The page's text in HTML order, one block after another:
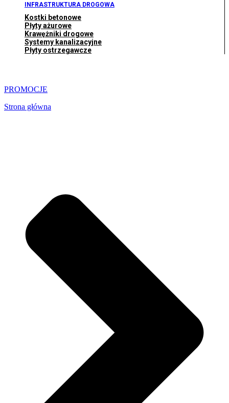
INFRASTRUKTURA DROGOWA
Kostki betonowe
Płyty ażurowe
Krawężniki drogowe
Systemy kanalizacyjne
Płyty ostrzegawcze
PROMOCJE
Strona główna